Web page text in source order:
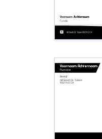
48 South St. Tulare 93274.0 CA
Functie
VoornaamAchternaam
Functie
Bedrijf
48 South St. Tulare
93274.0 CA
Voornaam Achternaam